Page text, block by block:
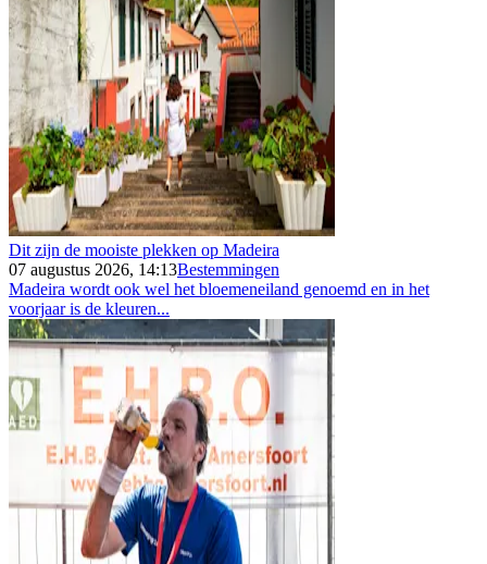
Dit zijn de mooiste plekken op Madeira
07 augustus 2026, 14:13Bestemmingen
Madeira wordt ook wel het bloemeneiland genoemd en in het
voorjaar is de kleuren...